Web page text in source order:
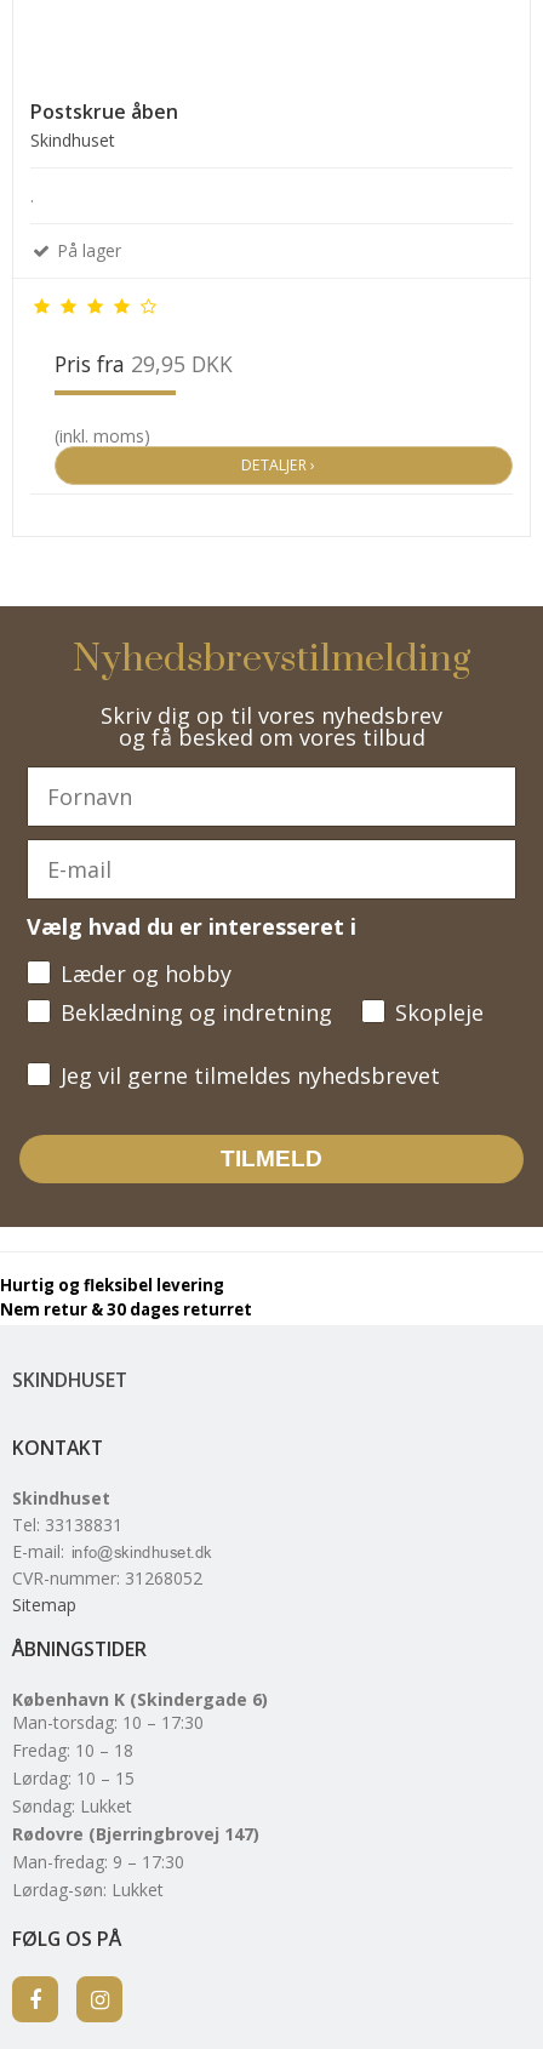
Postskrue åben
Skindhuset
.
På lager
Pris fra 29,95 DKK
(inkl. moms)
DETALJER ›
SKINDHUSET
KONTAKT
Skindhuset
Tel: 33138831
E-mail:
CVR-nummer: 31268052
Sitemap
ÅBNINGSTIDER
København K (Skindergade 6)
Man-torsdag: 10 – 17:30
Fredag: 10 – 18
Lørdag: 10 – 15
Søndag: Lukket
Rødovre (Bjerringbrovej 147)
Man-fredag: 9 – 17:30
Lørdag-søn: Lukket
FØLG OS PÅ
Nyhedsbrevstilmelding
Skriv dig op til vores nyhedsbrev
og få besked om vores tilbud
Vælg hvad du er interesseret i
Læder og hobby
Beklædning og indretning
Skopleje
Jeg vil gerne tilmeldes nyhedsbrevet
Jeg vil gerne tilmeldes nyhedsbrevet
TILMELD
Hurtig og fleksibel levering
Nem retur & 30 dages returret